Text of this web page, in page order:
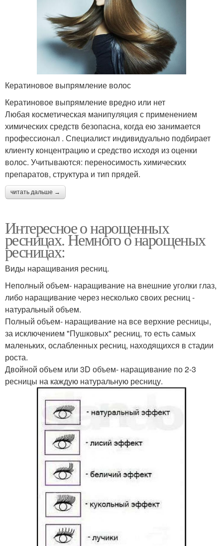
Кератиновое выпрямление волос
Кератиновое выпрямление вредно или нет
Любая косметическая манипуляция с применением
химических средств безопасна, когда ею занимается
профессионал . Специалист индивидуально подбирает
клиенту концентрацию и средство исходя из оценки
волос. Учитываются: переносимость химических
препаратов, структура и тип прядей.
читать дальше →
Интересное о нарощенных
ресницах. Немного о нарощеных
ресницах:
Виды наращивания ресниц.
Неполный объем- наращивание на внешние уголки глаз,
либо наращивание через несколько своих ресниц -
натуральный объем.
Полный объем- наращивание на все верхние ресницы,
за исключением "Пушковых" ресниц, то есть самых
маленьких, ослабленных ресниц, находящихся в стадии
роста.
Двойной объем или 3D объем- наращивание по 2-3
ресницы на каждую натуральную ресницу.